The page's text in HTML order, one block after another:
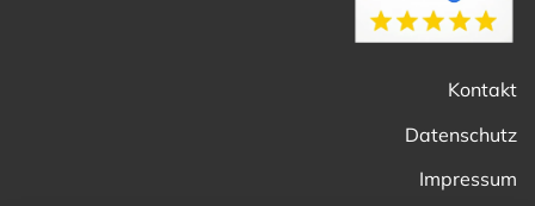
Kontakt
Datenschutz
Impressum